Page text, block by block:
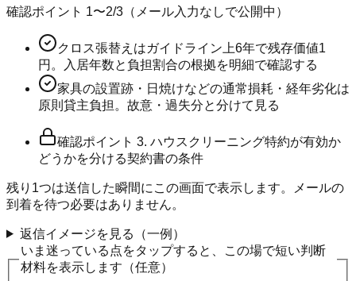
確認ポイント 1〜2/3 （メール入力なしで公開中）
クロス張替えはガイドライン上6年で残存価値1
円。入居年数と負担割合の根拠を明細で確認する
家具の設置跡・日焼けなどの通常損耗・経年劣化は
原則貸主負担。故意・過失分と分けて見る
確認ポイント 3. ハウスクリーニング特約が有効か
どうかを分ける契約書の条件
残り 1つは送信した瞬間にこの画面で表示します。メールの
到着を待つ必要はありません。
返信イメージを見る（一例）
いま迷っている点をタップすると、この場で短い判断
材料を表示します（任意）